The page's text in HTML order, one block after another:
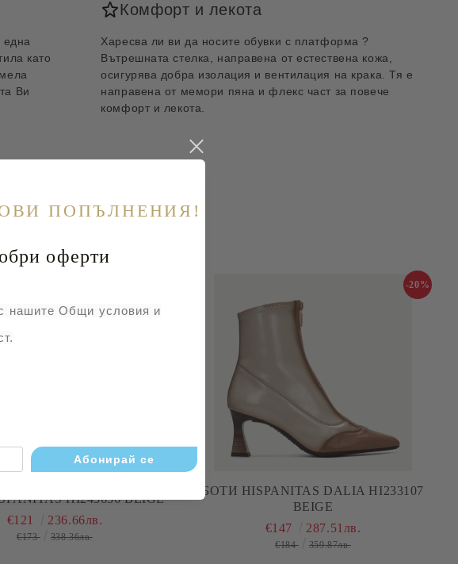
една
като
Ви
Комфорт и лекота
Харесва ли ви да носите обувки с платформа ?
Вътрешната стелка, направена от естествена кожа,
осигурява добра изолация и вентилация на крака. Тя е
направена от мемори пяна и флекс част за повече
комфорт и лекота.
HI243636 BEIGE
€121 236.66лв.
€173 338.36лв.
БОТИ HISPANITAS DALIA HI233107
BEIGE
-20%
€147 287.51лв.
€184 359.87лв.
ПОПЪЛНЕНИЯ!
оферти
нашите Общи условия и